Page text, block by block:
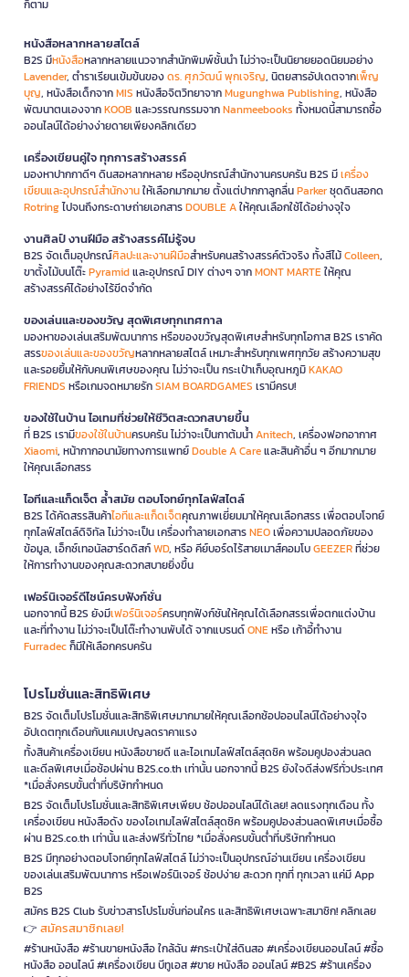
ก็ตาม
หนังสือหลากหลายสไตล์
B2S มีหนังสือหลากหลายแนวจากสำนักพิมพ์ชั้นนำ ไม่ว่าจะเป็นนิยายยอดนิยมอย่าง
Lavender, ตำราเรียนเข้มข้นของดร. ศุภวัฒน์ พุกเจริญ, นิตยสารอัปเดตจากเพ็ญ
บุญ, หนังสือเด็กจากMIS หนังสือจิตวิทยาจากMugunghwa Publishing, หนังสือ
พัฒนาตนเองจากKOOB และวรรณกรรมจากNanmeebooks ทั้งหมดนี้สามารถซื้อ
ออนไลน์ได้อย่างง่ายดายเพียงคลิกเดียว
เครื่องเขียนคู่ใจ ทุกการสร้างสรรค์
มองหาปากกาดีๆ ดินสอหลากหลาย หรืออุปกรณ์สำนักงานครบครัน B2S มีเครื่อง
เขียนและอุปกรณ์สำนักงานให้เลือกมากมาย ตั้งแต่ปากกาลูกลื่นParkerชุดดินสอกด
Rotringไปจนถึงกระดาษถ่ายเอกสารDOUBLE Aให้คุณเลือกใช้ได้อย่างจุใจ
งานศิลป์ งานฝีมือ สร้างสรรค์ไม่รู้จบ
B2S จัดเต็มอุปกรณ์ศิลปะและงานฝีมือสำหรับคนสร้างสรรค์ตัวจริง ทั้งสีไม้Colleen,
ขาตั้งไม้บนโต๊ะPyramidและอุปกรณ์ DIY ต่างๆ จากMONT MARTEให้คุณ
สร้างสรรค์ได้อย่างไร้ขีดจำกัด
ของเล่นและของขวัญ สุดพิเศษทุกเทศกาล
มองหาของเล่นเสริมพัฒนาการ หรือของขวัญสุดพิเศษสำหรับทุกโอกาส B2S เราคัด
สรรของเล่นและของขวัญหลากหลายสไตล์ เหมาะสำหรับทุกเพศทุกวัย สร้างความสุข
และรอยยิ้มให้กับคนพิเศษของคุณ ไม่ว่าจะเป็น กระเป๋าเก็บอุณหภูมิKAKAO
FRIENDS หรือเกมจดหมายรักSIAM BOARDGAMES เรามีครบ!
ของใช้ในบ้าน ไอเทมที่ช่วยให้ชีวิตสะดวกสบายขึ้น
ที่ B2S เรามีของใช้ในบ้านครบครัน ไม่ว่าจะเป็นกาต้มน้ำAnitech, เครื่องฟอกอากาศ
Xiaomi, หน้ากากอนามัยทางการแพทย์Double A Careและสินค้าอื่น ๆ อีกมากมาย
ให้คุณเลือกสรร
ไอทีและแก็ดเจ็ต ล้ำสมัย ตอบโจทย์ทุกไลฟ์สไตล์
B2S ได้คัดสรรสินค้าไอทีและแก็ดเจ็ตคุณภาพเยี่ยมมาให้คุณเลือกสรร เพื่อตอบโจทย์
ทุกไลฟ์สไตล์ดิจิทัล ไม่ว่าจะเป็น เครื่องทำลายเอกสารNEOเพื่อความปลอดภัยของ
ข้อมูล, เอ็กซ์เทอนัลฮาร์ดดิสก์WD, หรือ คีย์บอร์ดไร้สายเมาส์คอมโบGEEZERที่ช่วย
ให้การทำงานของคุณสะดวกสบายยิ่งขึ้น
เฟอร์นิเจอร์ดีไซน์ครบฟังก์ชั่น
นอกจากนี้ B2S ยังมีเฟอร์นิเจอร์ครบทุกฟังก์ชันให้คุณได้เลือกสรรเพื่อตกแต่งบ้าน
และที่ทำงาน ไม่ว่าจะเป็นโต๊ะทำงานพับได้ จากแบรนด์ONEหรือ เก้าอี้ทำงาน
Furradecก็มีให้เลือกครบครัน
โปรโมชั่นและสิทธิพิเศษ
B2S จัดเต็มโปรโมชั่นและสิทธิพิเศษมากมายให้คุณเลือกช้อปออนไลน์ได้อย่างจุใจ
อัปเดตทุกเดือนกับแคมเปญลดราคาแรง
ทั้งสินค้าเครื่องเขียน หนังสือขายดี และไอเทมไลฟ์สไตล์สุดชิค พร้อมคูปองส่วนลด
และดีลพิเศษเมื่อช้อปผ่าน B2S.co.th เท่านั้น นอกจากนี้ B2S ยังใจดีส่งฟรีทั่วประเทศ
*เมื่อสั่งครบขั้นต่ำที่บริษัทกำหนด
B2S จัดเต็มโปรโมชั่นและสิทธิพิเศษเพียบ ช้อปออนไลน์ได้เลย! ลดแรงทุกเดือน ทั้ง
เครื่องเขียน หนังสือดัง ของไอเทมไลฟ์สไตล์สุดชิค พร้อมคูปองส่วนลดพิเศษเมื่อซื้อ
ผ่าน B2S.co.th เท่านั้น และส่งฟรีทั่วไทย *เมื่อสั่งครบขั้นต่ำที่บริษัทกำหนด
B2S มีทุกอย่างตอบโจทย์ทุกไลฟ์สไตล์ ไม่ว่าจะเป็นอุปกรณ์อ่านเขียน เครื่องเขียน
ของเล่นเสริมพัฒนาการ หรือเฟอร์นิเจอร์ ช้อปง่าย สะดวก ทุกที่ ทุกเวลา แค่มี App
B2S
สมัคร B2S Club รับข่าวสารโปรโมชั่นก่อนใคร และสิทธิพิเศษเฉพาะสมาชิก! คลิกเลย
👉 สมัครสมาชิกเลย!
#ร้านหนังสือ #ร้านขายหนังสือ ใกล้ฉัน #กระเป๋าใส่ดินสอ #เครื่องเขียนออนไลน์ #ซื้อ
หนังสือ ออนไลน์ #เครื่องเขียน บีทูเอส #ขาย หนังสือ ออนไลน์ #B2S #ร้านเครื่อง